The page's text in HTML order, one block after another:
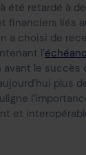
été retardé à
financiers liés
a choisi de
l’
le succès
plus
et